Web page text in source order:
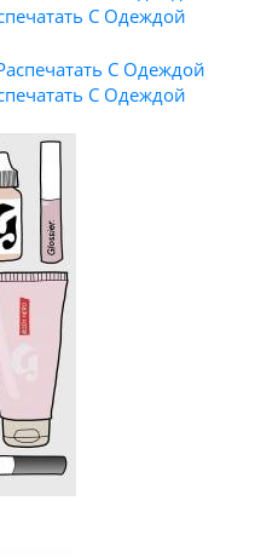
С Одеждой
С Одеждой